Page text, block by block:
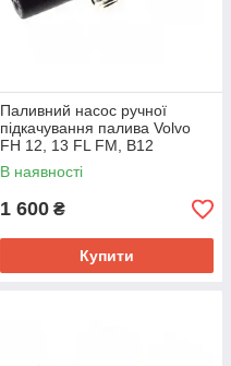
Паливний насос ручної
підкачування палива Volvo
FH 12, 13 FL FM, B12
В наявності
1 600 ₴
Купити